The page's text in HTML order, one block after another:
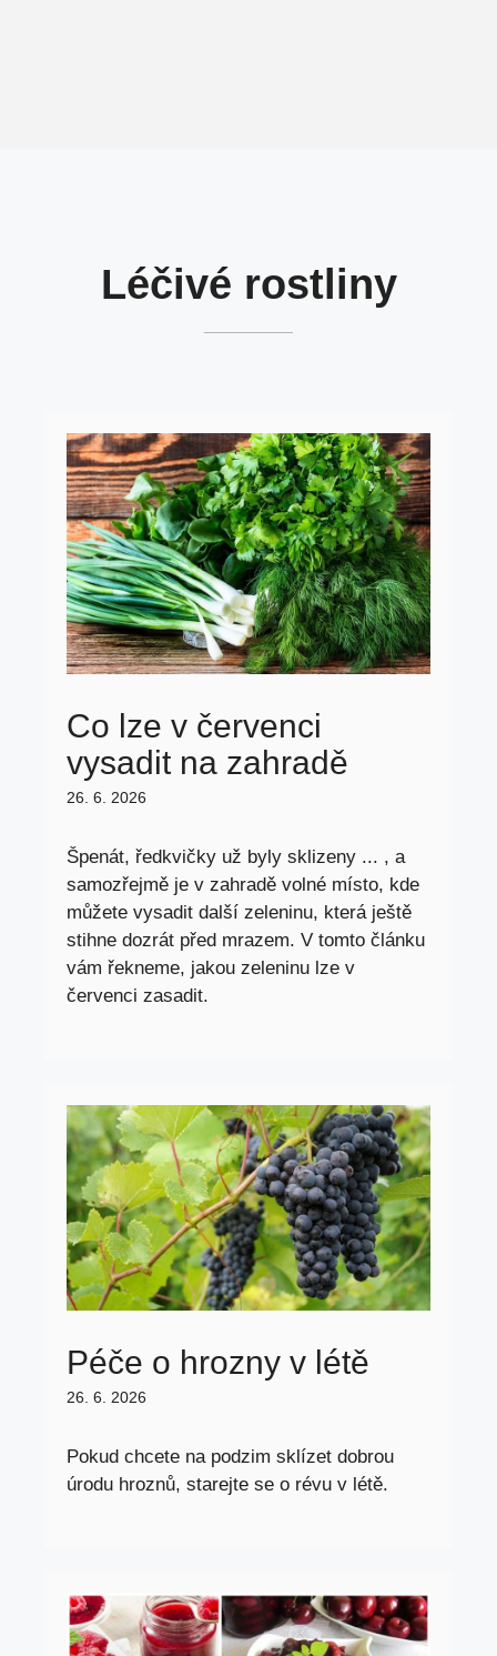
Léčivé rostliny
Co lze v červenci
vysadit na zahradě
26. 6. 2026
Špenát, ředkvičky už byly sklizeny ... , a
samozřejmě je v zahradě volné místo, kde
můžete vysadit další zeleninu, která ještě
stihne dozrát před mrazem. V tomto článku
vám řekneme, jakou zeleninu lze v
červenci zasadit.
Péče o hrozny v létě
26. 6. 2026
Pokud chcete na podzim sklízet dobrou
úrodu hroznů, starejte se o révu v létě.